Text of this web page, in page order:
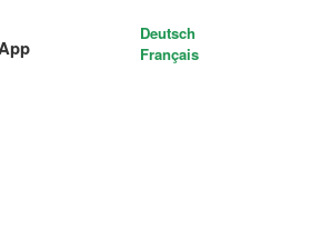
Deutsch
Français